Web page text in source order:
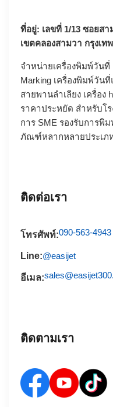
ที่อยู่: เลขที่ 1/13 ซอยส
เขตคลองสามวา กรุงเท
จำหน่ายเครื่องพิมพ์วัน
Marking เครื่องพิมพ์วัน
สายพานลำเลียง เครื่อง
ราคาประหยัด สำหรับโ
การ SME รองรับการพิ
ภัณฑ์หลากหลายประเภ
ติดต่อเรา
โทรศัพท์:090-563-4943
Line:@easijet
อีเมล:
ติดตามเรา